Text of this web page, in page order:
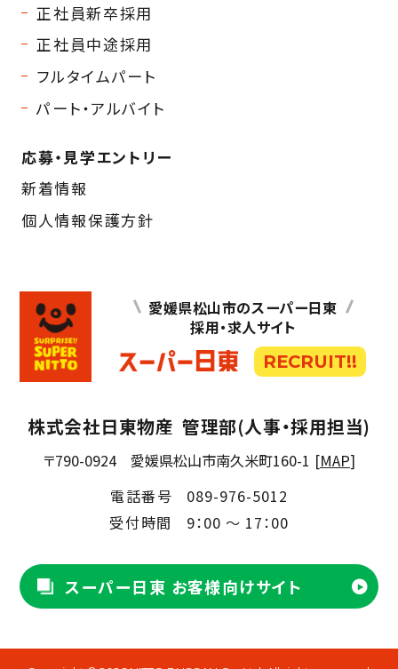
RECRUIT!!
愛媛県松山市のスーパー日東
採用・求人サイト
株式会社日東物産 管理部(人事・採用担当)
〒790-0924 愛媛県松山市南久米町160-1 [MAP]
電話番号
089-976-5012
受付時間
9：00 ～ 17：00
スーパー日東 お客様向けサイト
正社員新卒採用
正社員中途採用
フルタイムパート
パート・アルバイト
応募・見学エントリー
新着情報
個人情報保護方針